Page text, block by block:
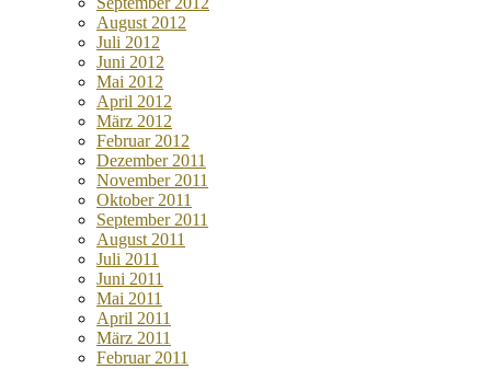
August 2012
Juli 2012
Juni 2012
Mai 2012
April 2012
März 2012
Februar 2012
Dezember 2011
November 2011
Oktober 2011
September 2011
August 2011
Juli 2011
Juni 2011
Mai 2011
April 2011
März 2011
Februar 2011